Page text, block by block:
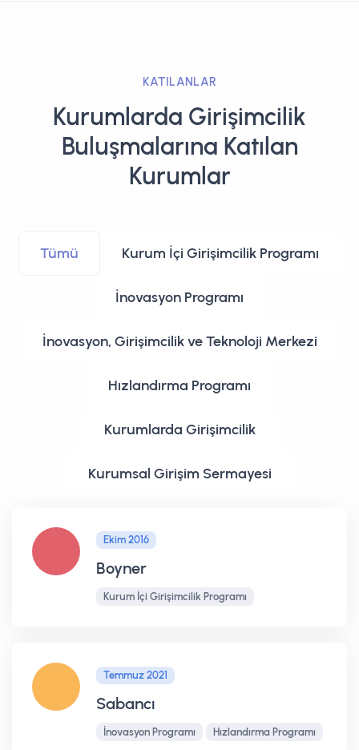
KATILANLAR
Kurumlarda Girişimcilik
Buluşmalarına Katılan
Kurumlar
Tümü Kurum İçi Girişimcilik Programı
İnovasyon Programı
İnovasyon, Girişimcilik ve Teknoloji Merkezi
Hızlandırma Programı
Kurumlarda Girişimcilik
Kurumsal Girişim Sermayesi
Ekim 2016
Boyner
Kurum İçi Girişimcilik Programı
Temmuz 2021
Sabancı
İnovasyon Programı Hızlandırma Programı